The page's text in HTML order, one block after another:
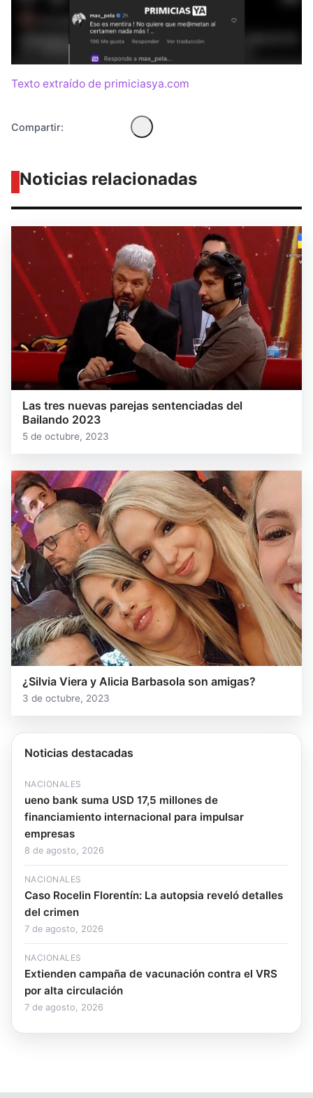
Texto extraído de primiciasya.com
Compartir:
Noticias relacionadas
Las tres nuevas parejas sentenciadas del
Bailando 2023
5 de octubre, 2023
¿Silvia Viera y Alicia Barbasola son amigas?
3 de octubre, 2023
Noticias destacadas
NACIONALES
ueno bank suma USD 17,5 millones de
financiamiento internacional para impulsar
empresas
8 de agosto, 2026
NACIONALES
Caso Rocelin Florentín: La autopsia reveló detalles
del crimen
7 de agosto, 2026
NACIONALES
Extienden campaña de vacunación contra el VRS
por alta circulación
7 de agosto, 2026